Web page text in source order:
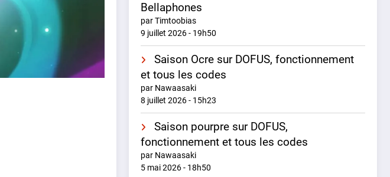
Bellaphones
par Timtoobias
9 juillet 2026 - 19h50
Saison Ocre sur DOFUS, fonctionnement
et tous les codes
par Nawaasaki
8 juillet 2026 - 15h23
Saison pourpre sur DOFUS,
fonctionnement et tous les codes
par Nawaasaki
5 mai 2026 - 18h50